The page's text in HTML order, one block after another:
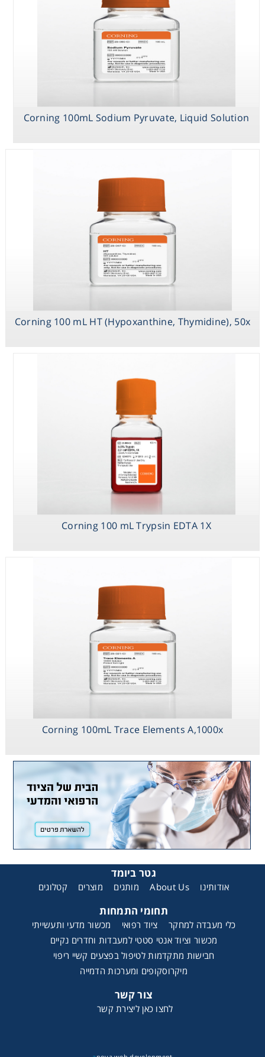
Corning 100mL Sodium Pyruvate, Liquid Solution
Corning 100 mL HT (Hypoxanthine, Thymidine), 50x
Corning 100 mL Trypsin EDTA 1X
Corning 100mL Trace Elements A,1000x
גטר ביומד
אודותינו About Us מותגים מוצרים קטלוגים
תחומי התמחות
כלי מעבדה למחקר ציוד רפואי
מכשור מדעי ותעשייתי
מכשור וציוד אנטי סטטי למעבדות וחדרים נקיים
חבישות מתקדמות לטיפול בפצעים קשיי ריפוי
מיקרוסקופים ומערכות הדמייה
צור קשר
לחצו כאן ליצירת קשר
Corning 100 mL
(Hypoxanthine,
Thymidine), 50x
Corning 100mL
Trace Elements
Consumables